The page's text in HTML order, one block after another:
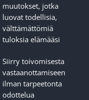
muutokset, jotka
luovat todellisia,
välttämättömiä
tuloksia elämääsi
Siirry toivomisesta
vastaanottamiseen
ilman tarpeetonta
odottelua